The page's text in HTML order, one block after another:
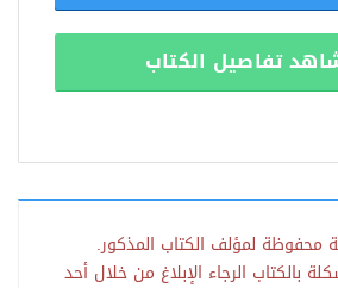
تفاصيل الكتاب
محفوظة لمؤلف الكتاب المذكور.
بالكتاب الرجاء الإبلاغ من خلال أحد